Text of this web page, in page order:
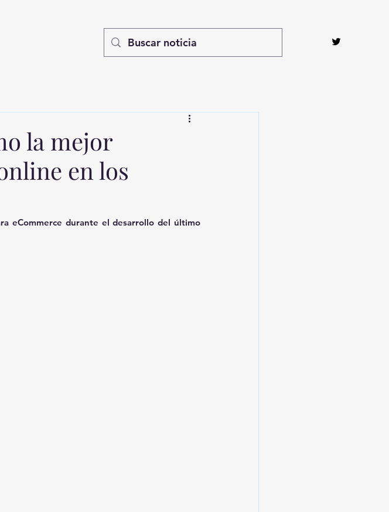
la mejor
en los
eCommerce durante el desarrollo del último